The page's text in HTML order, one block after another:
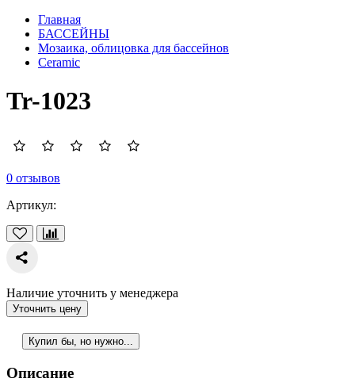
Главная
БАССЕЙНЫ
Мозаика, облицовка для бассейнов
Ceramic
Tr-1023
0 отзывов
Артикул:
Наличие уточнить у менеджера
Уточнить цену
Купил бы, но нужно...
Описание